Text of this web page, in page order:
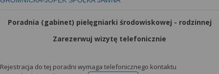
Poradnia (gabinet) pielęgniarki środowiskowej - rodzinnej
Zarezerwuj wizytę telefonicznie
Rejestracja do tej poradni wymaga telefonicznego kontaktu
możesz też wycofać zgodę na przetwarzanie Twoich
danych tylko w niektórych celach. Jeżeli chcesz
dowiedzieć się więcej lub chcesz przeprowadzić
konfigurację szczegółową, to możesz tego dokonać